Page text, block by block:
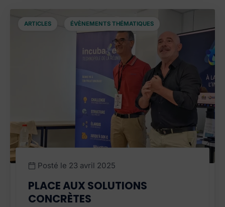
ARTICLES ÉVÈNEMENTS THÉMATIQUES
Posté le 23 avril 2025
PLACE AUX SOLUTIONS
CONCRÈTES